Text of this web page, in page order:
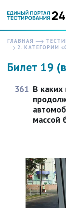
ГЛАВНАЯ
2. КАТЕГОРИИ
Билет 19
361 В
массой